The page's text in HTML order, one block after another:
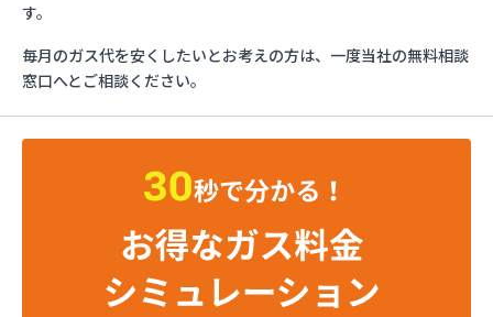
グッドライフサーラ関東(株) 横須賀営業所
グッドライフサーラ関東(株) 神奈川支店 戸塚営
業所
グッドライフサーラ関東(株) 神奈川支店 青葉営
くみあい商事(株)
セントラル石油瓦斯(株) 横須賀支店
トモプロ(株) 横浜営業所
す。
毎月のガス代を安くしたいとお考えの方は、一度当社の無料相談
窓口へとご相談ください。